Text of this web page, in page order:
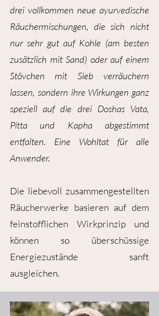
drei vollkommen neue ayurvedische
Räuchermischungen, die sich nicht
nur sehr gut auf Kohle (am besten
zusätzlich mit Sand) oder auf einem
Stövchen mit Sieb verräuchern
lassen, sondern ihre Wirkungen ganz
speziell auf die drei Doshas Vata,
Pitta und Kapha abgestimmt
entfalten. Eine Wohltat für alle
Anwender.
Die liebevoll zusammengestellten
Räucherwerke basieren auf dem
feinstofflichen Wirkprinzip und
können so überschüssige
Energiezustände sanft
ausgleichen.